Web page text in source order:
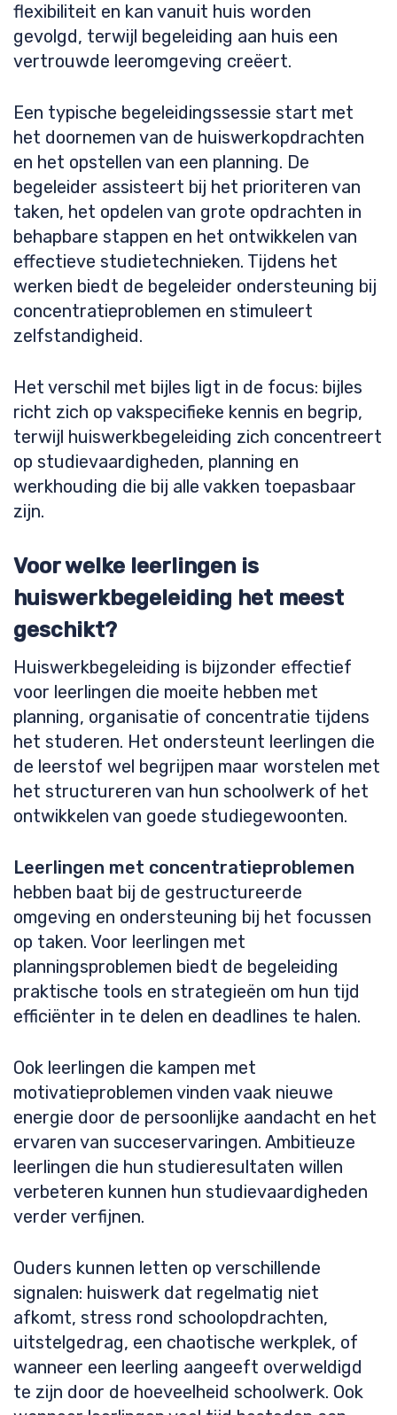
flexibiliteit en kan vanuit huis worden
gevolgd, terwijl begeleiding aan huis een
vertrouwde leeromgeving creëert.
Een typische begeleidingssessie start met
het doornemen van de huiswerkopdrachten
en het opstellen van een planning. De
begeleider assisteert bij het prioriteren van
taken, het opdelen van grote opdrachten in
behapbare stappen en het ontwikkelen van
effectieve studietechnieken. Tijdens het
werken biedt de begeleider ondersteuning bij
concentratieproblemen en stimuleert
zelfstandigheid.
Het verschil met bijles ligt in de focus: bijles
richt zich op vakspecifieke kennis en begrip,
terwijl huiswerkbegeleiding zich concentreert
op studievaardigheden, planning en
werkhouding die bij alle vakken toepasbaar
zijn.
Voor welke leerlingen is
huiswerkbegeleiding het meest
geschikt?
Huiswerkbegeleiding is bijzonder effectief
voor leerlingen die moeite hebben met
planning, organisatie of concentratie tijdens
het studeren. Het ondersteunt leerlingen die
de leerstof wel begrijpen maar worstelen met
het structureren van hun schoolwerk of het
ontwikkelen van goede studiegewoonten.
Leerlingen met concentratieproblemen
hebben baat bij de gestructureerde
omgeving en ondersteuning bij het focussen
op taken. Voor leerlingen met
planningsproblemen biedt de begeleiding
praktische tools en strategieën om hun tijd
efficiënter in te delen en deadlines te halen.
Ook leerlingen die kampen met
motivatieproblemen vinden vaak nieuwe
energie door de persoonlijke aandacht en het
ervaren van succeservaringen. Ambitieuze
leerlingen die hun studieresultaten willen
verbeteren kunnen hun studievaardigheden
verder verfijnen.
Ouders kunnen letten op verschillende
signalen: huiswerk dat regelmatig niet
afkomt, stress rond schoolopdrachten,
uitstelgedrag, een chaotische werkplek, of
wanneer een leerling aangeeft overweldigd
te zijn door de hoeveelheid schoolwerk. Ook